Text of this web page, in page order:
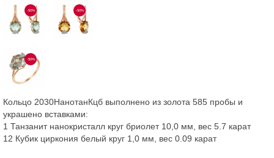
-50% -50%
-50%
Кольцо 2030НанотанКцб выполнено из золота 585 пробы и
украшено вставками:
1 Танзанит нанокристалл круг бриолет 10,0 мм, вес 5.7 карат
12 Кубик циркония белый круг 1,0 мм, вес 0.09 карат